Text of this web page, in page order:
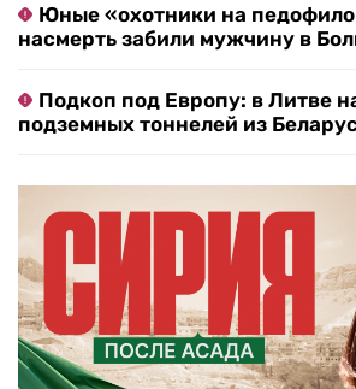
Юные «охотники на
насмерть забили мужчину в
Подкоп под Европу: в Литве
подземных тоннелей из